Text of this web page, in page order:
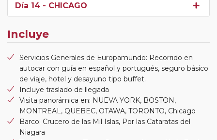
Día 14 - CHICAGO
Incluye
Servicios Generales de Europamundo: Recorrido en
autocar con guía en español y portugués, seguro básico
de viaje, hotel y desayuno tipo buffet.
Incluye traslado de llegada
Visita panorámica en: NUEVA YORK, BOSTON,
MONTREAL, QUEBEC, OTAWA, TORONTO, Chicago
Barco: Crucero de las Mil Islas, Por las Cataratas del
Niagara